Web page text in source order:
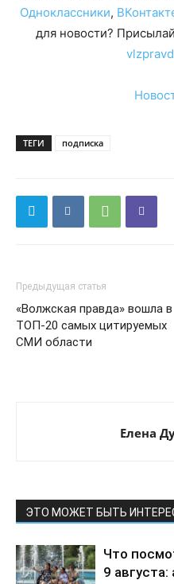
Одноклассники,
для новости?
ТЕГИ подписка
Предыдущая статья
«Волжская правда» вошла в
ТОП-20 самых цитируемых
СМИ области
Елена
ЭТО МОЖЕТ БЫТЬ
Что
9